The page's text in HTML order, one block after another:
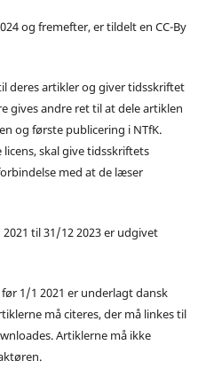
og fremefter, er tildelt en CC-By
deres artikler og giver tidsskriftet
gives andre ret til at dele artiklen
og første publicering i NTfK.
skal give tidsskriftets
med at de læser
til 31/12 2023 er udgivet
1/1 2021 er underlagt dansk
må citeres, der må linkes til
Artiklerne må ikke